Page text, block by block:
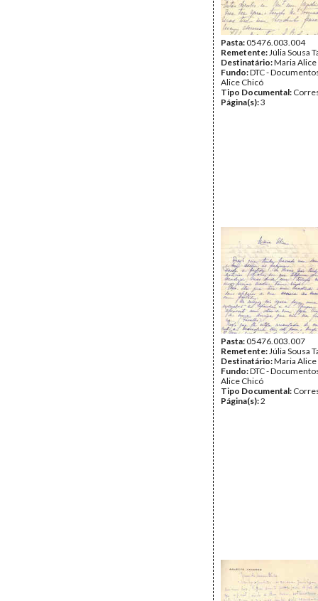
Pasta:05476.003.004
Remetente:Júlia Sousa
Destinatário:Maria Alice
Fundo:DTC -
Alice Chicó
Tipo Documental:
Página(s):3
Pasta:05476.003.007
Remetente:Júlia Sousa
Destinatário:Maria Alice
Fundo:DTC -
Alice Chicó
Tipo Documental:
Página(s):2